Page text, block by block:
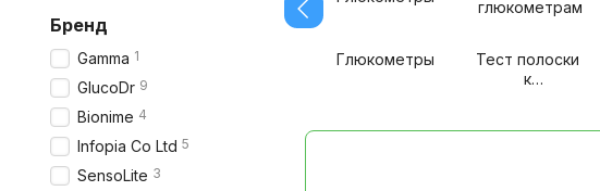
Глюкометры
Тест полоски
к
Бренд
Gamma 1
GlucoDr 9
Bionime 4
Infopia Co Ltd 5
SensoLite 3